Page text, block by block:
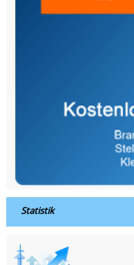
Statistik